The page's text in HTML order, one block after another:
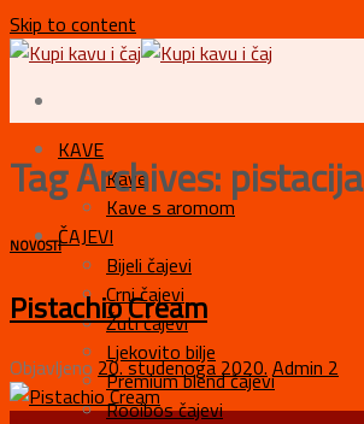
Skip to content
KAVE
Kave
Kave s aromom
ČAJEVI
Bijeli čajevi
Crni čajevi
Žuti čajevi
Ljekovito bilje
Premium blend čajevi
Rooibos čajevi
Tag Archives: pistacija
NOVOSTI
Pistachio Cream
Objavljeno 20. studenoga 2020. Admin 2